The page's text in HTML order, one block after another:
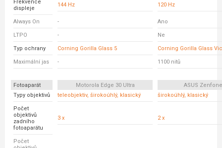
Frekvence
displeje
144 Hz 120 Hz
Always On - Ano
LTPO - Ne
Typ ochrany Corning Gorilla Glass 5 Corning Gorilla Glass
Maximální jas - 1100 nitů
Fotoaparát Motorola Edge 30 Ultra
ASUS
Typy objektivů
teleobjektiv, širokoúhlý, klasický širokoúhlý, klasický
Počet
objektivů
zadního
fotoaparátu
3 x 2 x
Počet